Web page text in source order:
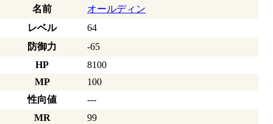
名前
オールディン
レベル
64
防御力
-65
HP
8100
MP
100
性向値
---
MR
99